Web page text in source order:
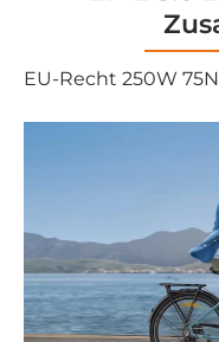
EU-Recht 250W